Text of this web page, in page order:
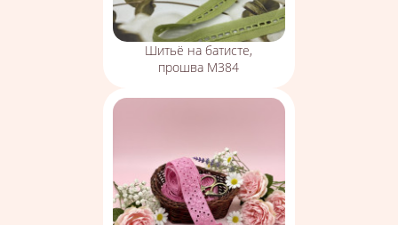
Шитьё на батисте,
прошва М384